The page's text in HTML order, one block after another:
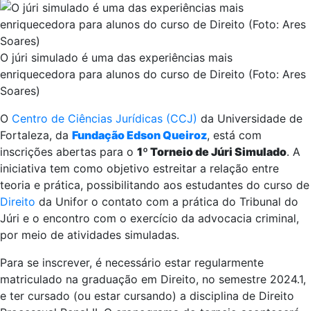
O júri simulado é uma das experiências mais
enriquecedora para alunos do curso de Direito (Foto: Ares
Soares)
O Centro de Ciências Jurídicas (CCJ) da Universidade de
Fortaleza, da Fundação Edson Queiroz, está com
inscrições abertas para o 1º Torneio de Júri Simulado. A
iniciativa tem como objetivo estreitar a relação entre
teoria e prática, possibilitando aos estudantes do curso de
Direito da Unifor o contato com a prática do Tribunal do
Júri e o encontro com o exercício da advocacia criminal,
por meio de atividades simuladas.
Para se inscrever, é necessário estar regularmente
matriculado na graduação em Direito, no semestre 2024.1,
e ter cursado (ou estar cursando) a disciplina de Direito